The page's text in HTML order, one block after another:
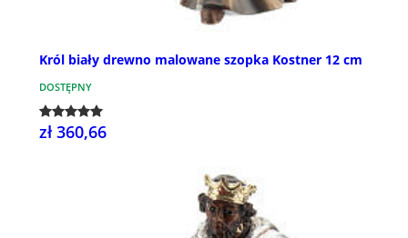
Król biały drewno malowane szopka Kostner 12 cm
DOSTĘPNY
zł 360,66